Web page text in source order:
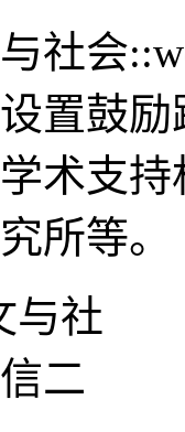
社会
置鼓
术支
所等。